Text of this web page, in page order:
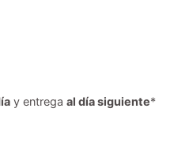
y entrega al día siguiente*